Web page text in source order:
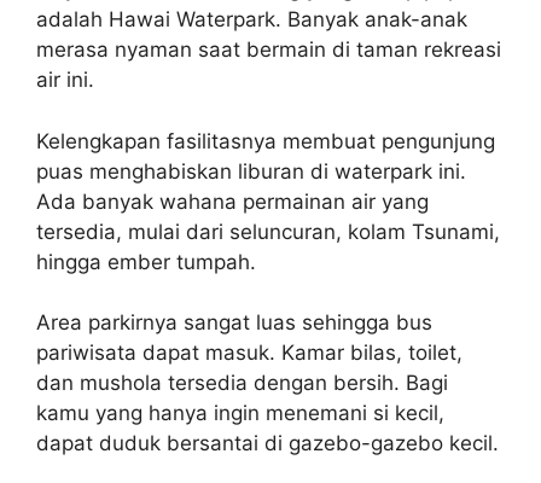
adalah Hawai Waterpark. Banyak anak-anak
merasa nyaman saat bermain di taman rekreasi
air ini.
Kelengkapan fasilitasnya membuat pengunjung
puas menghabiskan liburan di waterpark ini.
Ada banyak wahana permainan air yang
tersedia, mulai dari seluncuran, kolam Tsunami,
hingga ember tumpah.
Area parkirnya sangat luas sehingga bus
pariwisata dapat masuk. Kamar bilas, toilet,
dan mushola tersedia dengan bersih. Bagi
kamu yang hanya ingin menemani si kecil,
dapat duduk bersantai di gazebo-gazebo kecil.